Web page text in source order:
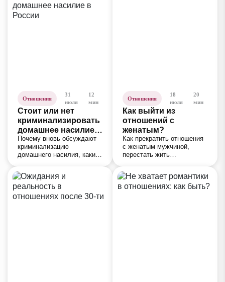
Отношения
31
июля
12
мин
Стоит или нет
криминализировать
домашнее насилие в
России
Почему вновь обсуждают
криминализацию
домашнего насилия, какие
законодательстве и как они
могут повлиять на защиту
пострадавших.
Отношения
18
июля
20
мин
Как выйти из
отношений с
женатым?
Как прекратить отношения
с женатым мужчиной,
перестать жить
оценить ситуацию и
сделать шаг к отношениям,
в которых есть будущее